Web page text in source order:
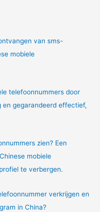
van sms-
mobiele
telefoonnummers door
en gegarandeerd effectief,
zien? Een
mobiele
te verbergen.
verkrijgen en
in China?